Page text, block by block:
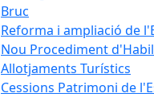
Bruc
Reforma i ampliació de
Nou Procediment
Allotjaments Turístics
Cessions Patrimoni de